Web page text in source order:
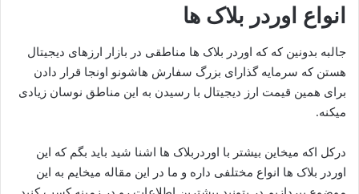
انواع اوردر بلاک ها
جالبه بدونین که که اوردر بلاک ها مناطقی در بازار ارزهای دیجیتال
هستن که سرمایه گذارای بزرگ سفارش هاشونو اونجا قرار دادن
برای همین قیمت ارز دیجیتال با رسیدن به این مناطق نوسان زیادی
میکنه.
درکل اکه میخاین بیشتر با اوردربلاک ها اشنا شید باید بگم که این
اوردر بلاک ها انواع مختلفی داره و ما در این مقاله میخایم به این